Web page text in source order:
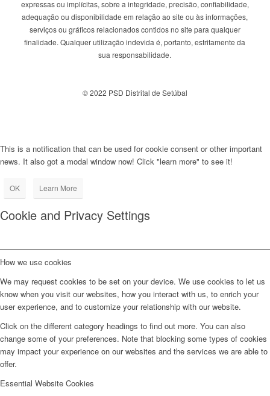
expressas ou implícitas, sobre a integridade, precisão, confiabilidade,
adequação ou disponibilidade em relação ao site ou às informações,
serviços ou gráficos relacionados contidos no site para qualquer
finalidade. Qualquer utilização indevida é, portanto, estritamente da
sua responsabilidade.
© 2022 PSD Distrital de Setúbal
This is a notification that can be used for cookie consent or other important
news. It also got a modal window now! Click "learn more" to see it!
OK Learn More
Cookie and Privacy Settings
How we use cookies
We may request cookies to be set on your device. We use cookies to let us
know when you visit our websites, how you interact with us, to enrich your
user experience, and to customize your relationship with our website.
Click on the different category headings to find out more. You can also
change some of your preferences. Note that blocking some types of cookies
may impact your experience on our websites and the services we are able to
offer.
Essential Website Cookies